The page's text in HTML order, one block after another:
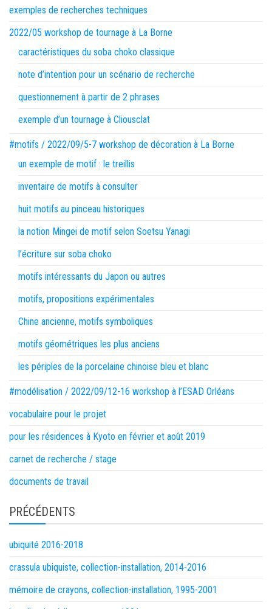
exemples de recherches techniques
2022/05 workshop de tournage à La Borne
caractéristiques du soba choko classique
note d’intention pour un scénario de recherche
questionnement à partir de 2 phrases
exemple d’un tournage à Cliousclat
#motifs / 2022/09/5-7 workshop de décoration à La Borne
un exemple de motif : le treillis
inventaire de motifs à consulter
huit motifs au pinceau historiques
la notion Mingei de motif selon Soetsu Yanagi
l’écriture sur soba choko
motifs intéressants du Japon ou autres
motifs, propositions expérimentales
Chine ancienne, motifs symboliques
motifs géométriques les plus anciens
les périples de la porcelaine chinoise bleu et blanc
#modélisation / 2022/09/12-16 workshop à l’ESAD Orléans
vocabulaire pour le projet
pour les résidences à Kyoto en février et août 2019
carnet de recherche / stage
documents de travail
PRÉCÉDENTS
ubiquité 2016-2018
crassula ubiquiste, collection-installation, 2014-2016
mémoire de crayons, collection-installation, 1995-2001